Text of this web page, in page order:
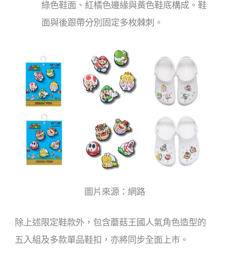
綠色鞋面、紅橘色邊緣與黃色鞋底構成。鞋
面與後跟帶分別固定多枚棘刺。
圖片來源：網路
除上述限定鞋款外，包含蘑菇王國人氣角色造型的
五入組及多款單品鞋扣，亦將同步全面上市。